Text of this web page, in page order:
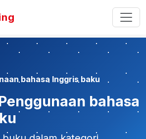
bahasa Inggris baku
bahasa